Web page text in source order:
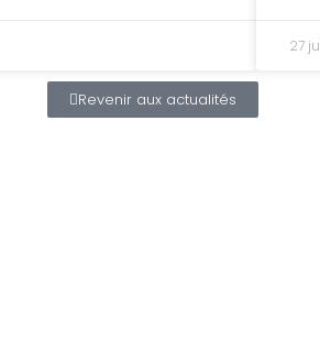
27
Revenir aux actualités